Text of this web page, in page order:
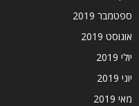
ספטמבר 2019
אוגוסט 2019
יולי 2019
יוני 2019
מאי 2019